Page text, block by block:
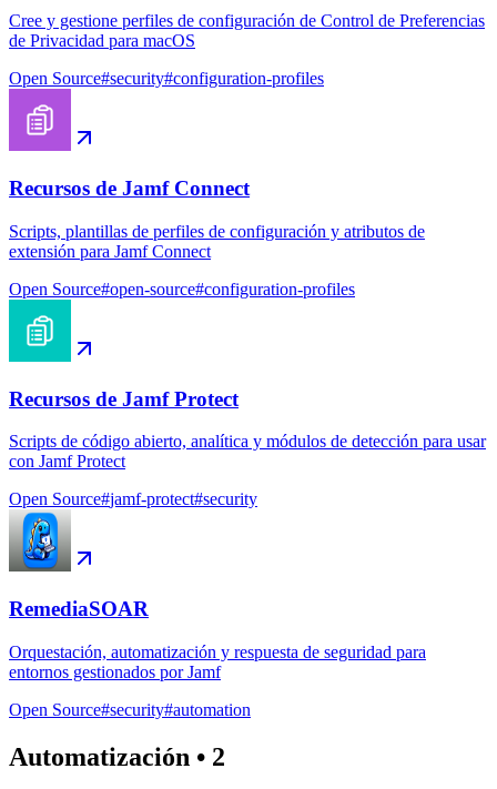
Cree y gestione perfiles de configuración de Control de Preferencias
de Privacidad para macOS
Open Source#security#configuration-profiles
Recursos de Jamf Connect
Scripts, plantillas de perfiles de configuración y atributos de
extensión para Jamf Connect
Open Source#open-source#configuration-profiles
Recursos de Jamf Protect
Scripts de código abierto, analítica y módulos de detección para usar
con Jamf Protect
Open Source#jamf-protect#security
RemediaSOAR
Orquestación, automatización y respuesta de seguridad para
entornos gestionados por Jamf
Open Source#security#automation
Automatización • 2